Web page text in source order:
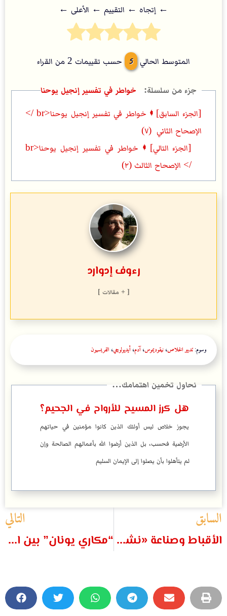
← إتجاه ← التقييم ← اﻷعلى ←
المتوسط الحالي 5 حسب تقييمات 2 من القراء
خواطر في تفسير إنجيل يوحنا
[الجزء السابق] 🠼 خواطر في تفسير إنجيل يوحنا<br />
الإصحاح الثاني (٧)
[الجزء التالي] 🠼 خواطر في تفسير إنجيل يوحنا<br
/> الإصحاح الثالث (٢)
رءوف إدوارد
[ + مقالات ]
وسوم:تدبير الخلاص، نيقوديموس،آدم، أيديولوچي، الفريسيون
هل كرز المسيح للأرواح في الجحيم؟
يجوز خلاص ليس أولئك الذين كانوا مؤمنين في حياتهم
الأرضية فحسب، بل الذين أرضوا الله بأعمالهم الصالحة وإن
لم يتأهلوا بأن يصلوا إلى الإيمان السليم
السابق
الأقباط وصناعة «نشأت» جديد كل يوم
التالي
“مكاري يونان” بين المرقسية وقصر الدوبارة